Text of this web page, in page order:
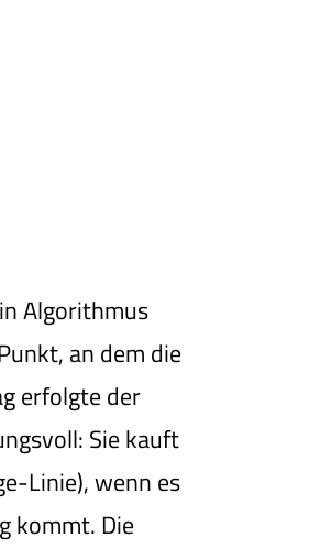
Algorithmus
an dem die
erfolgte der
Sie kauft
Linie), wenn es
kommt. Die